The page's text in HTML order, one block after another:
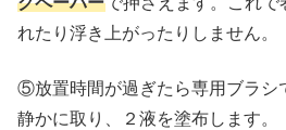
れたり浮き上がったりしません。
⑤放置時間が過ぎたら専用ブラシ
静かに取り、２液を塗布します。